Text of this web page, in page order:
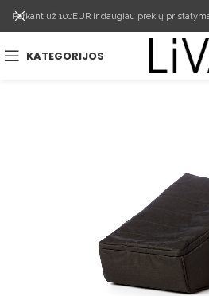
KATEGORIJOS
Perkant už 100EUR ir daugiau prekių